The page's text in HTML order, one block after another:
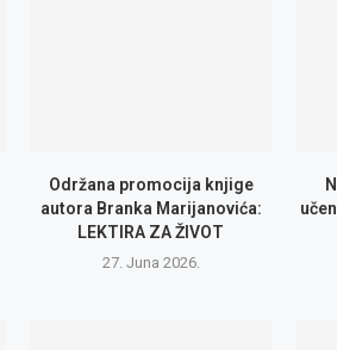
Održana promocija knjige
autora Branka Marijanovića:
LEKTIRA ZA ŽIVOT
27. Juna 2026.